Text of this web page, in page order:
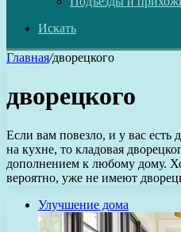
Искать
Главная/дворецкого
дворецкого
Если вам повезло, и у вас есть
на кухне, то кладовая
дополнением к любому дому.
вероятно, уже не имеют
Улучшение дома